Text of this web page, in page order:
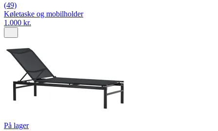
(49)
Køletaske og mobilholder
1.000 kr.
På lager